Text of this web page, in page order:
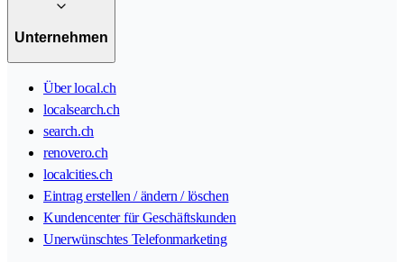
Unternehmen
Über local.ch
localsearch.ch
search.ch
renovero.ch
localcities.ch
Eintrag erstellen / ändern / löschen
Kundencenter für Geschäftskunden
Unerwünschtes Telefonmarketing